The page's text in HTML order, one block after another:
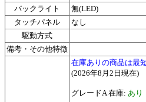
バックライト
無(LED)
タッチパネル
なし
駆動方式
備考・その他特徴
在庫ありの商品は最
(2026年8月2日現在)
グレードA 在庫: あり